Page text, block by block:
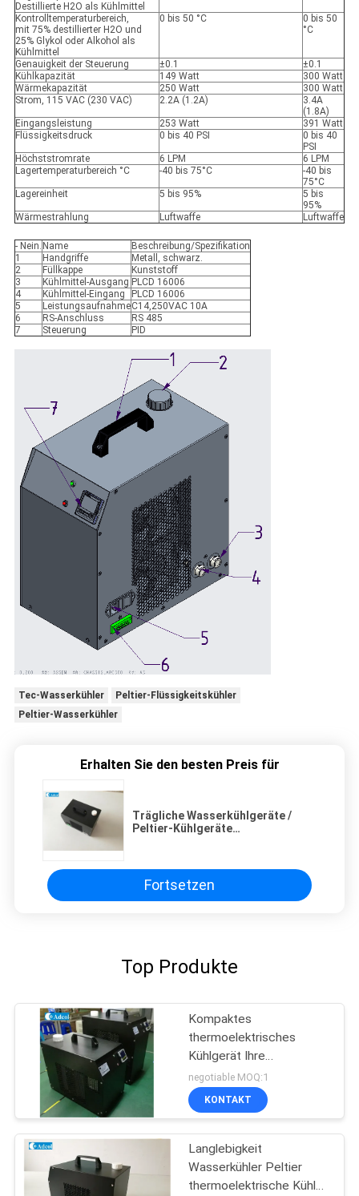
Destillierte H2O als Kühlmittel
Kontrolltemperaturbereich,
mit 75% destillierter H2O und
25% Glykol oder Alkohol als
Kühlmittel
0 bis 50 °C
0 bis 50
°C
Genauigkeit der Steuerung ±0.1
±0.1
Kühlkapazität
149 Watt
300 Watt
Wärmekapazität
250 Watt
300 Watt
Strom, 115 VAC (230 VAC)
2.2A (1.2A)
3.4A
(1.8A)
Eingangsleistung
253 Watt
391 Watt
Flüssigkeitsdruck
0 bis 40 PSI
0 bis 40
PSI
Höchststromrate
6 LPM
6 LPM
Lagertemperaturbereich °C
-40 bis 75°C
-40 bis
75°C
Lagereinheit
5 bis 95%
5 bis
95%
Wärmestrahlung
Luftwaffe Luftwaffe
- Nein. Name
Beschreibung/Spezifikation
1
Handgriffe
Metall, schwarz.
2
Füllkappe
Kunststoff
3
Kühlmittel-Ausgang PLCD 16006
4
Kühlmittel-Eingang
PLCD 16006
5
LeistungsaufnahmeC14,250VAC 10A
6
RS-Anschluss
RS 485
7
Steuerung PID
Tec-Wasserkühler
Peltier-Flüssigkeitskühler
Peltier-Wasserkühler
Erhalten Sie den besten Preis für
Trägliche Wasserkühlgeräte /
Peltier-Kühlgeräte
Fortsetzen
Top Produkte
Kompaktes
thermoelektrisches
Kühlgerät Ihre
Kühlmöglichkeit
negotiable MOQ:1
KONTAKT
Langlebigkeit
Wasserkühler Peltier
thermoelektrische Kühler